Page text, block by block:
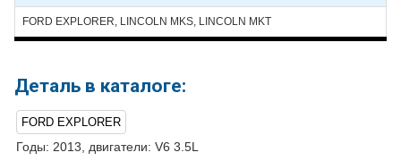
Turbocharged
35 LINCOLN MKT 2015
V6 3.5L TURBO -
36 LINCOLN MKT
37 LINCOLN MKT
38 LINCOLN
FORD EXPLORER, LINCOLN MKS, LINCOLN MKT
Деталь в каталоге:
FORD EXPLORER
Годы: 2013, двигатели: V6 3.5L